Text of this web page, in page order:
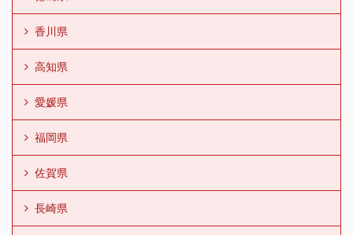
香川県
高知県
愛媛県
福岡県
佐賀県
長崎県